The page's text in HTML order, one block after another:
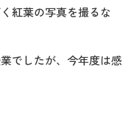
紅葉の写真を撮るな
でしたが、今年度は感